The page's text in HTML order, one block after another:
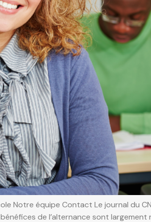
Notre équipe Contact Le journal du
de l’alternance sont